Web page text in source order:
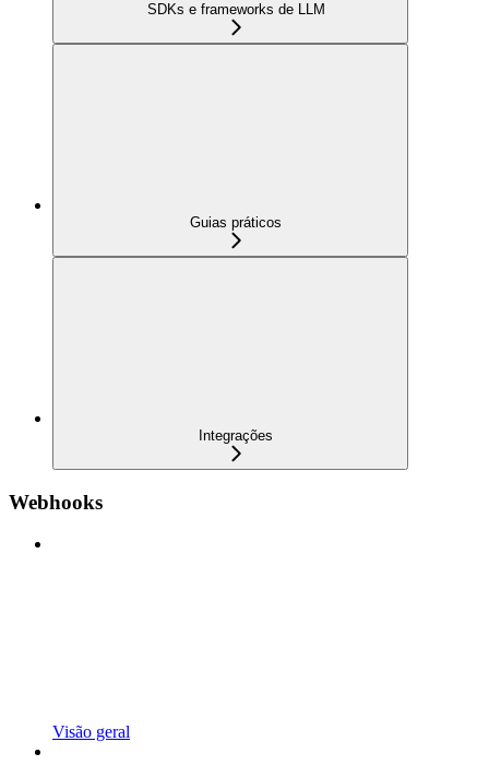
SDKs e frameworks de LLM
Guias práticos
Integrações
Webhooks
Visão geral